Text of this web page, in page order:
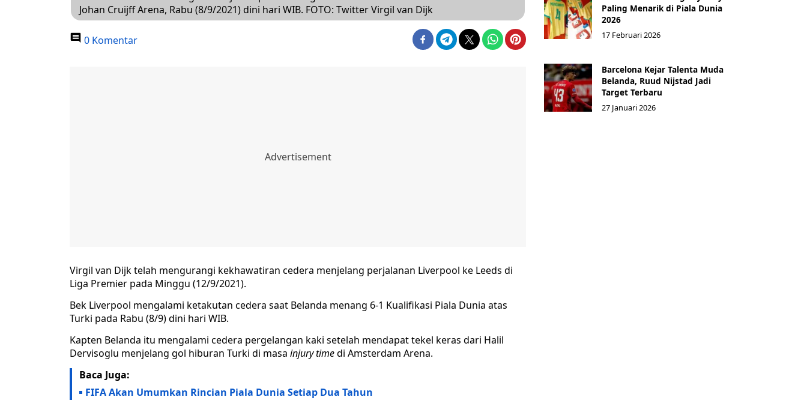
Johan Cruijff Arena, Rabu (8/9/2021) dini hari WIB. FOTO: Twitter Virgil van Dijk
0 Komentar
Virgil van Dijk telah mengurangi kekhawatiran cedera menjelang perjalanan Liverpool ke Leeds di
Liga Premier pada Minggu (12/9/2021).
Bek Liverpool mengalami ketakutan cedera saat Belanda menang 6-1 Kualifikasi Piala Dunia atas
Turki pada Rabu (8/9) dini hari WIB.
Kapten Belanda itu mengalami cedera pergelangan kaki setelah mendapat tekel keras dari Halil
Dervisoglu menjelang gol hiburan Turki di masa injury timedi Amsterdam Arena.
Baca Juga:
FIFA Akan Umumkan Rincian Piala Dunia Setiap Dua Tahun
Paling Menarik di Piala Dunia
2026
17 Februari 2026
Barcelona Kejar Talenta Muda
Belanda, Ruud Nijstad Jadi
Target Terbaru
27 Januari 2026